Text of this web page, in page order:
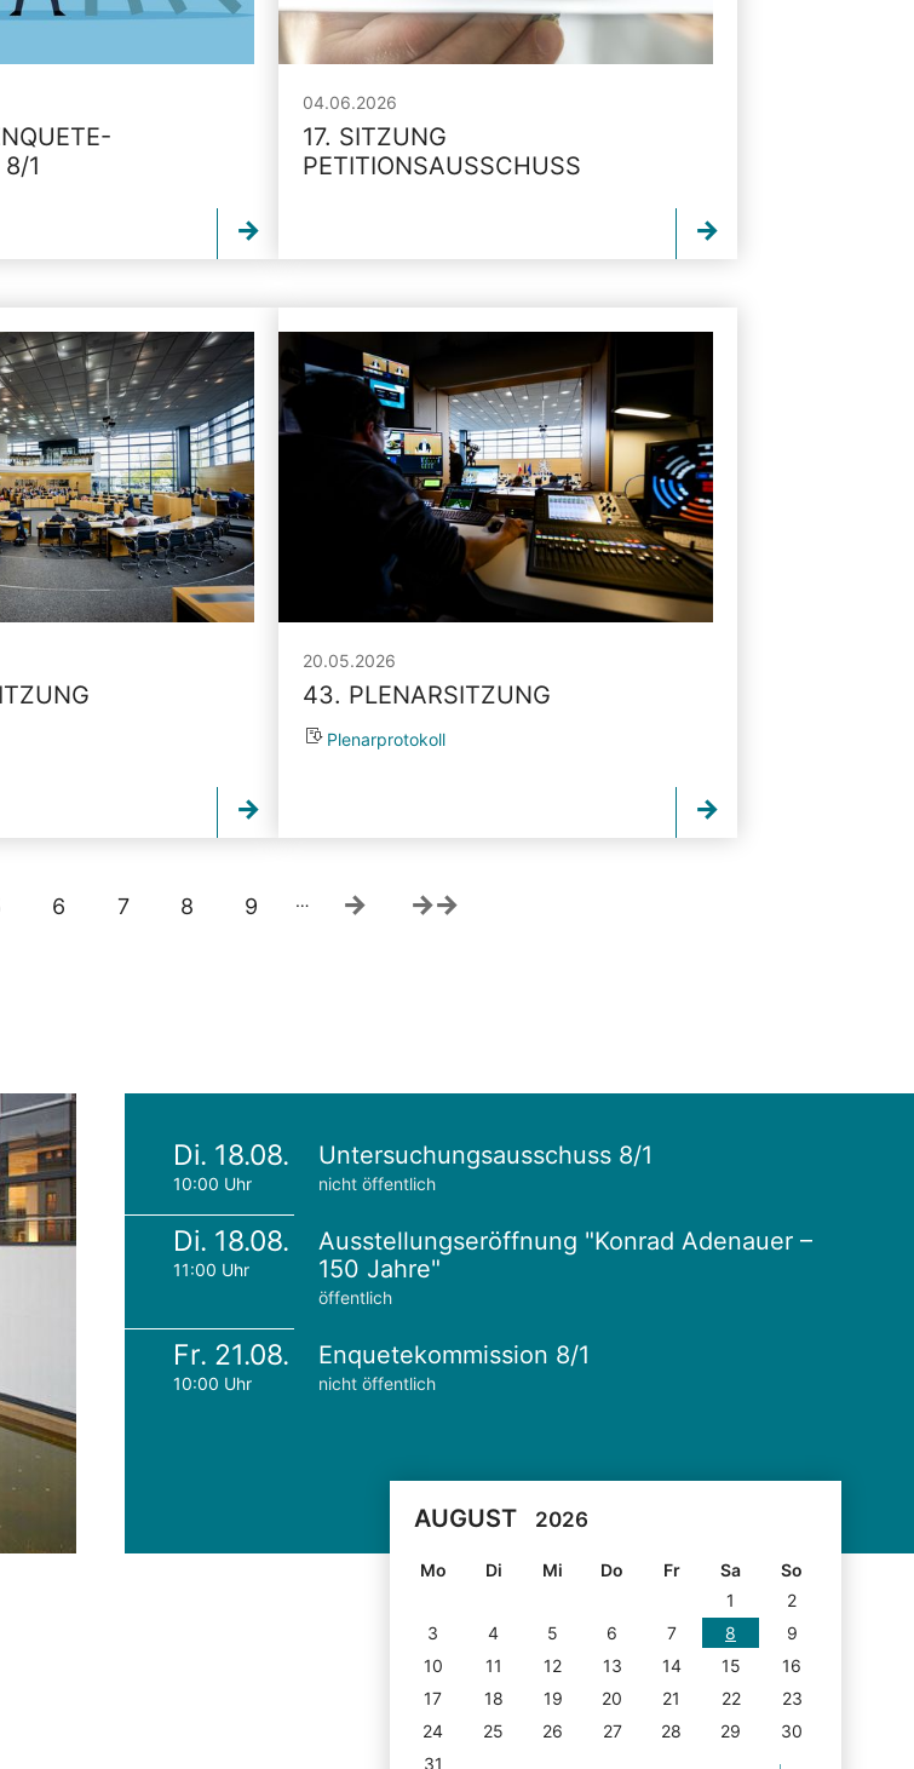
1
04.06.2026
17. SITZUNG
PETITIONSAUSSCHUSS
20.05.2026
43. PLENARSITZUNG
Plenarprotokoll
6 7 8 9 …
Di. 18.08.
10:00 Uhr
Untersuchungsausschuss 8/1
nicht öffentlich
Di. 18.08.
11:00 Uhr
Ausstellungseröffnung "Konrad Adenauer –
150 Jahre"
öffentlich
Fr. 21.08.
10:00 Uhr
Enquetekommission 8/1
nicht öffentlich
AUGUST 2026
Mo Di Mi Do Fr Sa
So
1
2
3
4 5 6 7 8
9
10
11 12 13 14 15
16
17
18 19 20 21 22
23
24
25 26 27 28 29
30
31